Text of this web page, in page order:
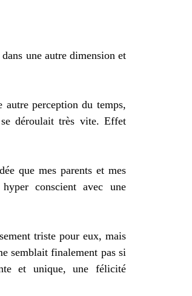
une autre dimension et
autre perception du temps,
déroulait très vite. Effet
que mes parents et mes
conscient avec une
triste pour eux, mais
semblait finalement pas si
et unique, une félicité